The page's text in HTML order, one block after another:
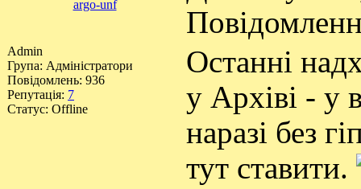
argo-unf
Admin
Група: Адміністратори
Повідомлень: 936
Репутація: 7
Статус: Offline
Останні
у Архіві - у
наразі без
тут ставити.